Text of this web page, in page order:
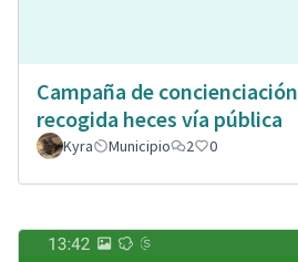
Campaña de concienciación
recogida heces vía pública
Kyra Municipio 2 0